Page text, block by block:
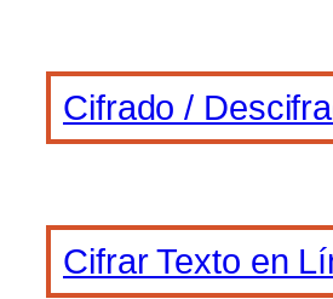
Cifrado /
Cifrar Texto en